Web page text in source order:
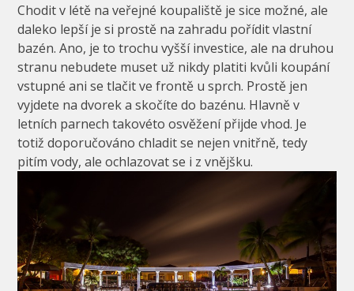
Chodit v létě na veřejné koupaliště je sice možné, ale
daleko lepší je si prostě na zahradu pořídit vlastní
bazén. Ano, je to trochu vyšší investice, ale na druhou
stranu nebudete muset už nikdy platiti kvůli koupání
vstupné ani se tlačit ve frontě u sprch. Prostě jen
vyjdete na dvorek a skočíte do bazénu. Hlavně v
letních parnech takovéto osvěžení přijde vhod. Je
totiž doporučováno chladit se nejen vnitřně, tedy
pitím vody, ale ochlazovat se i z vnějšku.